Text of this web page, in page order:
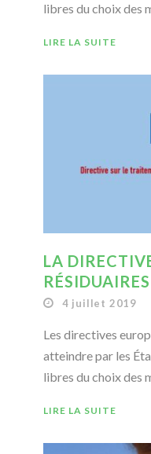
libres du choix des
LIRE LA SUITE
LA
4 juillet 2019
Les directives
atteindre par les
libres du choix des
LIRE LA SUITE